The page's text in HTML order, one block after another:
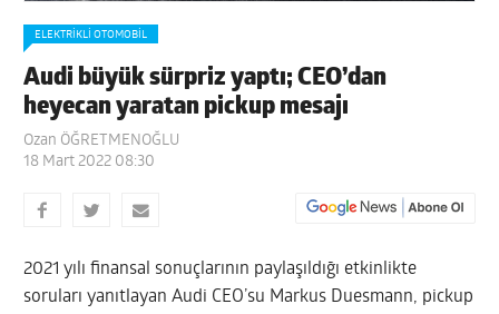
ELEKTRIKLI OTOMOBIL
Audi büyük sürpriz yaptı; CEO’dan
heyecan yaratan pickup mesajı
Ozan ÖĞRETMENOĞLU
18 Mart 2022 08:30
2021 yılı finansal sonuçlarının paylaşıldığı etkinlikte
soruları yanıtlayan Audi CEO’su Markus Duesmann, pickup